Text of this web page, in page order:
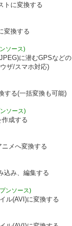
トに変換する
変換する
ソース)
に潜むGPSなどの
ザ/スマホ対応)
する(一括変換も可能)
ソース)
作成する
メへ変換する
込み、編集する
ンソース)
ル(AVI)に変換する